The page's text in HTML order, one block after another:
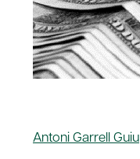
Antoni Garrell Guiu